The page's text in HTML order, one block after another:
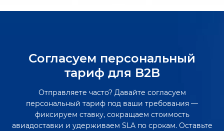
Согласуем персональный
тариф для B2B
Отправляете часто? Давайте согласуем
персональный тариф под ваши требования —
фиксируем ставку, сокращаем стоимость
авиадоставки и удерживаем SLA по срокам. Оставьте